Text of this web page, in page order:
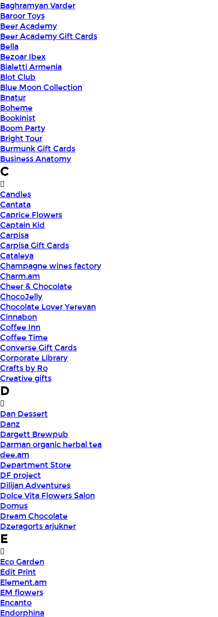
Baghramyan Varder
Baroor Toys
Beer Academy
Beer Academy Gift Cards
Bella
Bezoar Ibex
Bialetti Armenia
Blot Club
Blue Moon Collection
Bnatur
Boheme
Bookinist
Boom Party
Bright Tour
Burmunk Gift Cards
Business Anatomy
C
Candles
Cantata
Caprice Flowers
Captain Kid
Carpisa
Carpisa Gift Cards
Cataleya
Champagne wines factory
Charm.am
Cheer & Chocolate
ChocoJelly
Chocolate Lover Yerevan
Cinnabon
Coffee Inn
Coffee Time
Converse Gift Cards
Corporate Library
Crafts by Ro
Creative gifts
D
Dan Dessert
Danz
Dargett Brewpub
Darman organic herbal tea
dee.am
Department Store
DF project
Dilijan Adventures
Dolce Vita Flowers Salon
Domus
Dream Chocolate
Dzeragorts arjukner
E
Eco Garden
Edit Print
Element.am
EM flowers
Encanto
Endorphina